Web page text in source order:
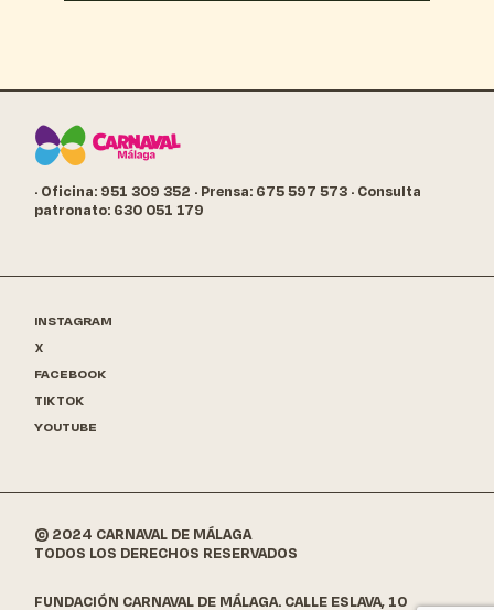
· Oficina: 951 309 352 · Prensa: 675 597 573 · Consulta
patronato: 630 051 179
INSTAGRAM
X
FACEBOOK
TIKTOK
YOUTUBE
© 2024 CARNAVAL DE MÁLAGA
TODOS LOS DERECHOS RESERVADOS
FUNDACIÓN CARNAVAL DE MÁLAGA. CALLE ESLAVA, 10